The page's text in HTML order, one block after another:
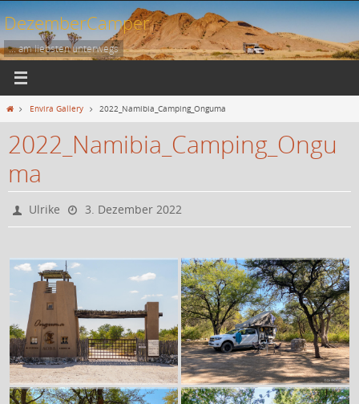
Zum
Inhalt
springen
DezemberCamper
... am liebsten unterwegs
StartEnvira Gallery 2022_Namibia_Camping_Onguma
2022_Namibia_Camping_Ongu
ma
Ulrike 3. Dezember 2022